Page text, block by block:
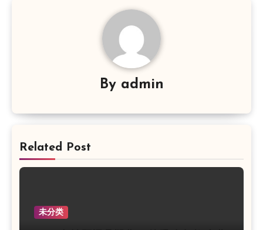
By admin
Related Post
未分类